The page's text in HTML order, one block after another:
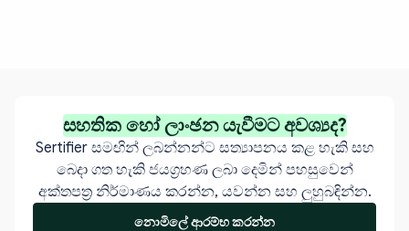
සහතික හෝ ලාංඡන යැවීමට අවශ්‍යද?
Sertifier සමඟින් ලබන්නන්ට සත්‍යාපනය කළ හැකි සහ
බෙදා ගත හැකි ජයග්‍රහණ ලබා දෙමින් පහසුවෙන්
අක්තපත්‍ර නිර්මාණය කරන්න, යවන්න සහ ලුහුබඳින්න.
නොමිලේ ආරම්භ කරන්න